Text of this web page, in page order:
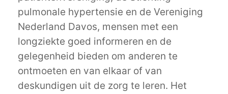
pulmonale hypertensie en de Vereniging
Nederland Davos, mensen met een
longziekte goed informeren en de
gelegenheid bieden om anderen te
ontmoeten en van elkaar of van
deskundigen uit de zorg te leren. Het